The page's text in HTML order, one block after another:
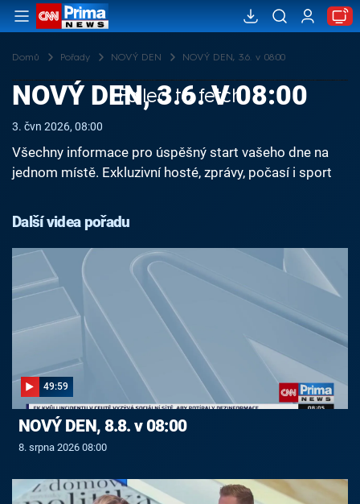
Domů Pořady NOVÝ DEN NOVÝ DEN, 3.6. v 08:00
Failed to fetch
NOVÝ DEN, 3.6. V 08:00
3. čvn 2026, 08:00
Všechny informace pro úspěšný start vašeho dne na
jednom místě. Exkluzivní hosté, zprávy, počasí i sport
Další videa pořadu
49:59
NOVÝ DEN, 8.8. v 08:00
8. srpna 2026 08:00